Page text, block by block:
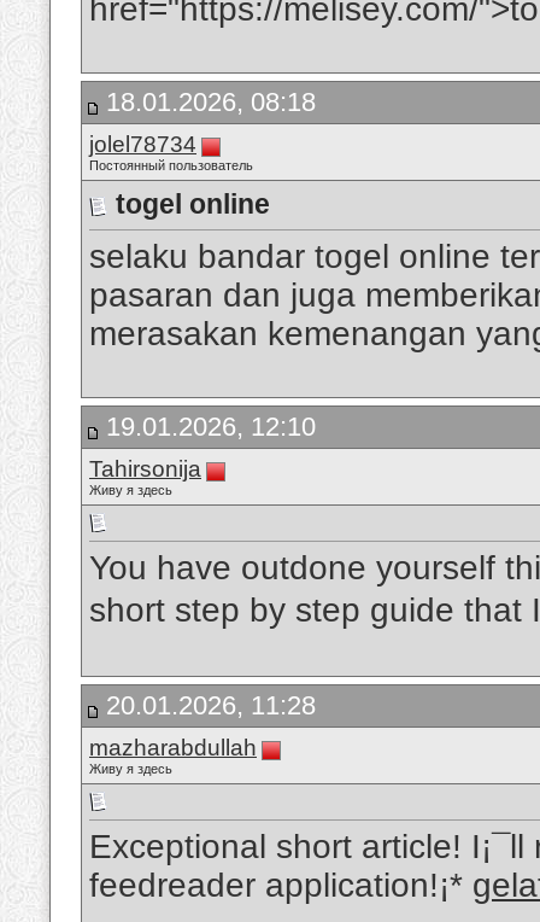
href="https://melisey.com/
18.01.2026, 08:18
jolel78734
Постоянный пользователь
togel online
selaku bandar togel online
pasaran dan juga
merasakan kemenangan
19.01.2026, 12:10
Tahirsonija
Живу я здесь
You have outdone yourself
short step by step guide
20.01.2026, 11:28
mazharabdullah
Живу я здесь
Exceptional short article!
feedreader application!¡*